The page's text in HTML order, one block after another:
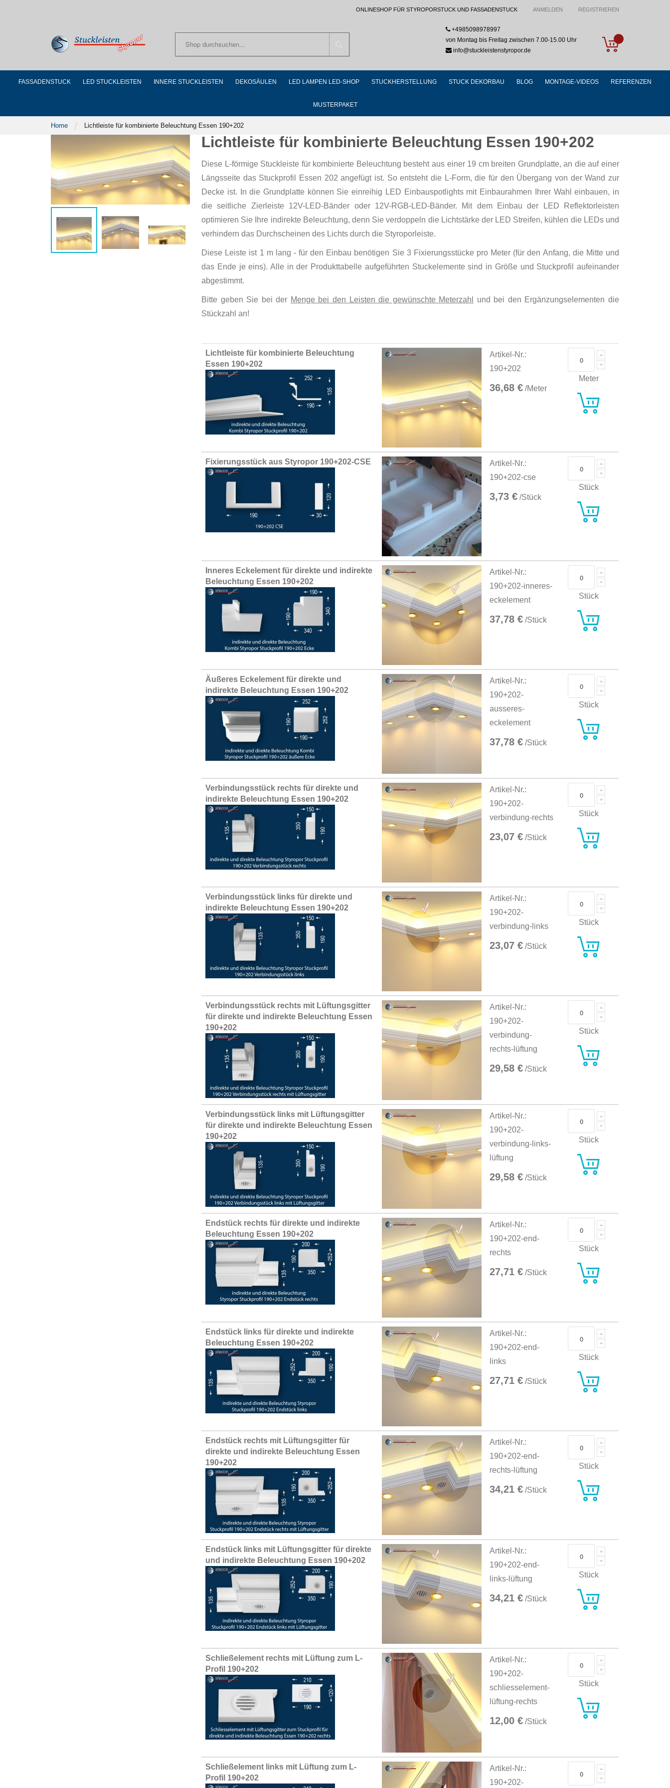
ONLINESHOP FÜR STYROPORSTUCK UND FASSADENSTUCK ANMELDEN REGISTRIEREN
My Cart
+4985098978997
von Montag bis Freitag zwischen 7.00-15.00 Uhr
info@stuckleistenstyropor.de
FASSADENSTUCK LED STUCKLEISTEN INNERE STUCKLEISTEN DEKOSÄULEN LED LAMPEN LED-SHOP STUCKHERSTELLUNG STUCK DEKORBAU BLOG MONTAGE-VIDEOS REFERENZEN
MUSTERPAKET
Home Lichtleiste für kombinierte Beleuchtung Essen 190+202
Lichtleiste für kombinierte Beleuchtung Essen 190+202
Diese L-förmige Stuckleiste für kombinierte Beleuchtung besteht aus einer 19 cm breiten Grundplatte, an die auf einer
Längsseite das Stuckprofil Essen 202 angefügt ist. So entsteht die L-Form, die für den Übergang von der Wand zur
Decke ist. In die Grundplatte können Sie einreihig LED Einbauspotlights mit Einbaurahmen Ihrer Wahl einbauen, in
die seitliche Zierleiste 12V-LED-Bänder oder 12V-RGB-LED-Bänder. Mit dem Einbau der LED Reflektorleisten
optimieren Sie Ihre indirekte Beleuchtung, denn Sie verdoppeln die Lichtstärke der LED Streifen, kühlen die LEDs und
verhindern das Durchscheinen des Lichts durch die Styroporleiste.
Diese Leiste ist 1 m lang - für den Einbau benötigen Sie 3 Fixierungsstücke pro Meter (für den Anfang, die Mitte und
das Ende je eins). Alle in der Produkttabelle aufgeführten Stuckelemente sind in Größe und Stuckprofil aufeinander
abgestimmt.
Bitte geben Sie bei der Menge bei den Leisten die gewünschte Meterzahl
und bei den Ergänzungselementen die
Stückzahl an!
Grouped
product
items
Lichtleiste für kombinierte Beleuchtung
Essen 190+202
Artikel-Nr.:
190+202
36,68 € /Meter
Meter
Fixierungsstück aus Styropor 190+202-CSE
Artikel-Nr.:
190+202-cse
3,73 € /Stück
Stück
Inneres Eckelement für direkte und indirekte
Beleuchtung Essen 190+202
Artikel-Nr.:
190+202-inneres-
eckelement
37,78 € /Stück
Stück
Äußeres Eckelement für direkte und
indirekte Beleuchtung Essen 190+202
Artikel-Nr.:
190+202-
ausseres-
eckelement
37,78 € /Stück
Stück
Verbindungsstück rechts für direkte und
indirekte Beleuchtung Essen 190+202
Artikel-Nr.:
190+202-
verbindung-rechts
23,07 € /Stück
Stück
Verbindungsstück links für direkte und
indirekte Beleuchtung Essen 190+202
Artikel-Nr.:
190+202-
verbindung-links
23,07 € /Stück
Stück
Verbindungsstück rechts mit Lüftungsgitter
für direkte und indirekte Beleuchtung Essen
190+202
Artikel-Nr.:
190+202-
verbindung-
rechts-lüftung
29,58 € /Stück
Stück
Verbindungsstück links mit Lüftungsgitter
für direkte und indirekte Beleuchtung Essen
190+202
Artikel-Nr.:
190+202-
verbindung-links-
lüftung
29,58 € /Stück
Stück
Endstück rechts für direkte und indirekte
Beleuchtung Essen 190+202
Artikel-Nr.:
190+202-end-
rechts
27,71 € /Stück
Stück
Endstück links für direkte und indirekte
Beleuchtung Essen 190+202
Artikel-Nr.:
190+202-end-
links
27,71 € /Stück
Stück
Endstück rechts mit Lüftungsgitter für
direkte und indirekte Beleuchtung Essen
190+202
Artikel-Nr.:
190+202-end-
rechts-lüftung
34,21 € /Stück
Stück
Endstück links mit Lüftungsgitter für direkte
und indirekte Beleuchtung Essen 190+202
Artikel-Nr.:
190+202-end-
links-lüftung
34,21 € /Stück
Stück
Schließelement rechts mit Lüftung zum L-
Profil 190+202
Artikel-Nr.:
190+202-
schliesselement-
lüftung-rechts
12,00 € /Stück
Stück
Schließelement links mit Lüftung zum L-
Profil 190+202
Artikel-Nr.:
190+202-